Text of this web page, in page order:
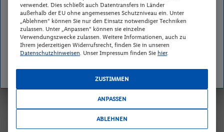
Reisedaten zurücksetzen Günstigster Preis p.P.
Zimmer und Verpflegung wählen
Wann verreisen Sie? |Wer kommt mit?| Wo geht es los?
verwendet. Dies schließt auch Datentransfers in Länder
außerhalb der EU ohne angemessenes Schutzniveau ein. Unter
„Ablehnen“ können Sie nur den Einsatz notwendiger Techniken
zulassen. Unter „Anpassen“ können sie einzelne
Verwendungszwecke zulassen. Weitere Informationen, auch zu
Ihrem jederzeitigen Widerrufsrecht, finden Sie in unseren
Datenschutzhinweisen . Unser Impressum finden Sie hier.
ZUSTIMMEN
ANPASSEN
ABLEHNEN
Schade, dieses Angebot haben Sie leider verpasst. Auf
unserer Übersichtsseite finden Sie weitere spannende
Reiseangebote.